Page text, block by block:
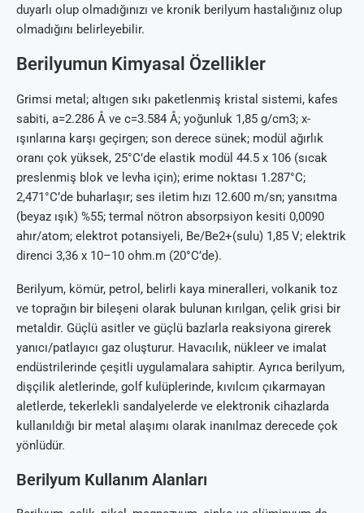
duyarlı olup olmadığınızı ve kronik berilyum hastalığınız olup
olmadığını belirleyebilir.
Berilyumun Kimyasal Özellikler
Grimsi metal; altıgen sıkı paketlenmiş kristal sistemi, kafes
sabiti, a=2.286 Å ve c=3.584 Å; yoğunluk 1,85 g/cm3; x-
ışınlarına karşı geçirgen; son derece sünek; modül ağırlık
oranı çok yüksek, 25°C’de elastik modül 44.5 x 106 (sıcak
preslenmiş blok ve levha için); erime noktası 1.287°C;
2,471°C’de buharlaşır; ses iletim hızı 12.600 m/sn; yansıtma
(beyaz ışık) %55; termal nötron absorpsiyon kesiti 0,0090
ahır/atom; elektrot potansiyeli, Be/Be2+(sulu) 1,85 V; elektrik
direnci 3,36 x 10–10 ohm.m (20°C’de).
Berilyum, kömür, petrol, belirli kaya mineralleri, volkanik toz
ve toprağın bir bileşeni olarak bulunan kırılgan, çelik grisi bir
metaldir. Güçlü asitler ve güçlü bazlarla reaksiyona girerek
yanıcı/patlayıcı gaz oluşturur. Havacılık, nükleer ve imalat
endüstrilerinde çeşitli uygulamalara sahiptir. Ayrıca berilyum,
dişçilik aletlerinde, golf kulüplerinde, kıvılcım çıkarmayan
aletlerde, tekerlekli sandalyelerde ve elektronik cihazlarda
kullanıldığı bir metal alaşımı olarak inanılmaz derecede çok
yönlüdür.
Berilyum Kullanım Alanları